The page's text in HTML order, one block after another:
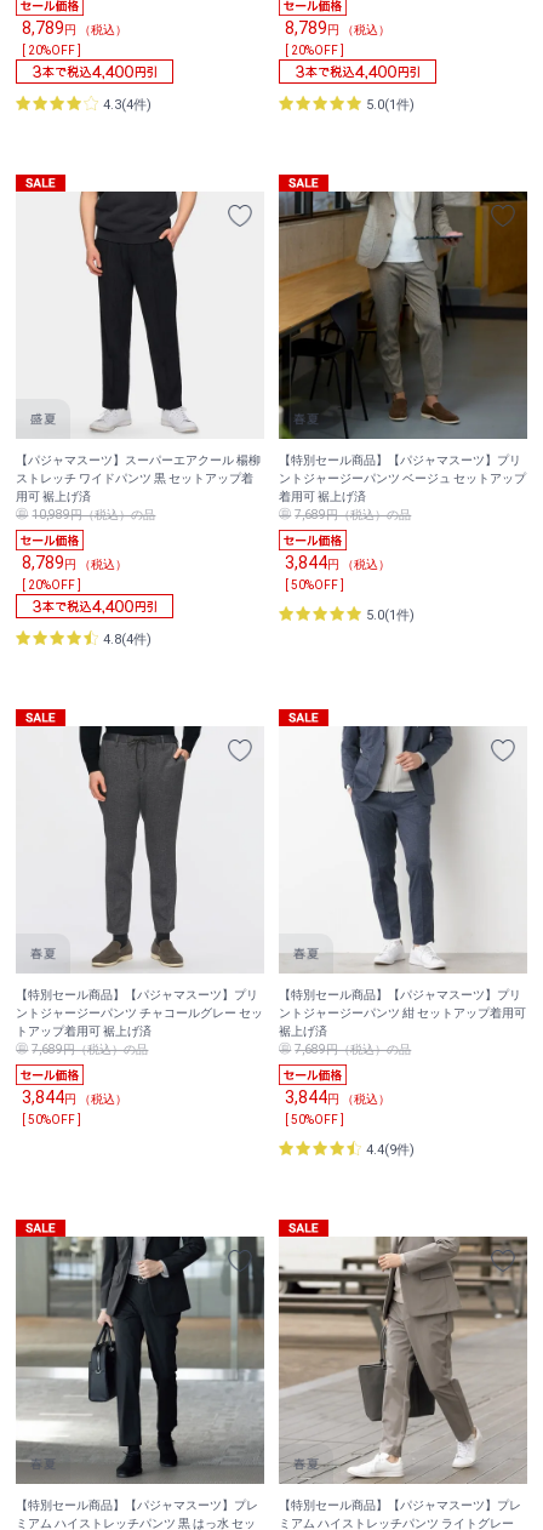
8,789円 （税込）
[ 20%OFF ]
4.3(4件)
8,789円 （税込）
[ 20%OFF ]
5.0(1件)
【パジャマスーツ】スーパーエアクール 楊柳
ストレッチ ワイドパンツ 黒 セットアップ着
用可 裾上げ済
10,989円（税込）の品
8,789円 （税込）
[ 20%OFF ]
4.8(4件)
【特別セール商品】【パジャマスーツ】プリ
ントジャージーパンツ ベージュ セットアップ
着用可 裾上げ済
7,689円（税込）の品
3,844円 （税込）
[ 50%OFF ]
5.0(1件)
【特別セール商品】【パジャマスーツ】プリ
ントジャージーパンツ チャコールグレー セッ
トアップ着用可 裾上げ済
7,689円（税込）の品
3,844円 （税込）
[ 50%OFF ]
【特別セール商品】【パジャマスーツ】プリ
ントジャージーパンツ 紺 セットアップ着用可
裾上げ済
7,689円（税込）の品
3,844円 （税込）
[ 50%OFF ]
4.4(9件)
【特別セール商品】【パジャマスーツ】プレ
ミアム ハイストレッチパンツ 黒 はっ水 セッ
【特別セール商品】【パジャマスーツ】プレ
ミアム ハイストレッチパンツ ライトグレー